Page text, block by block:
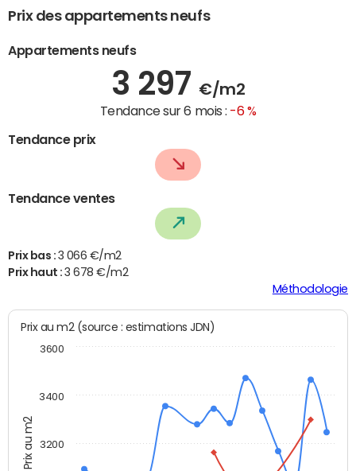
Prix des appartements neufs
Appartements neufs
3 297 €/m2
Tendance sur 6 mois : -6 %
Tendance prix
Tendance ventes
Prix bas : 3 066 €/m2
Prix haut :3 678 €/m2
Méthodologie
Prix au m2
Prix au m2 (source : estimations JDN)
3200
3400
3600